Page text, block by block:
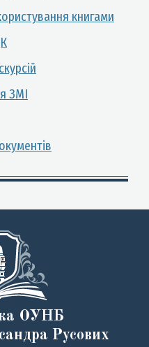
книгами
ЗМІ
ОУНБ
Русових